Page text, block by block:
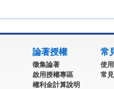
論著授權
徵集論著
啟用授權專區
權利金計算說明
常
使
常